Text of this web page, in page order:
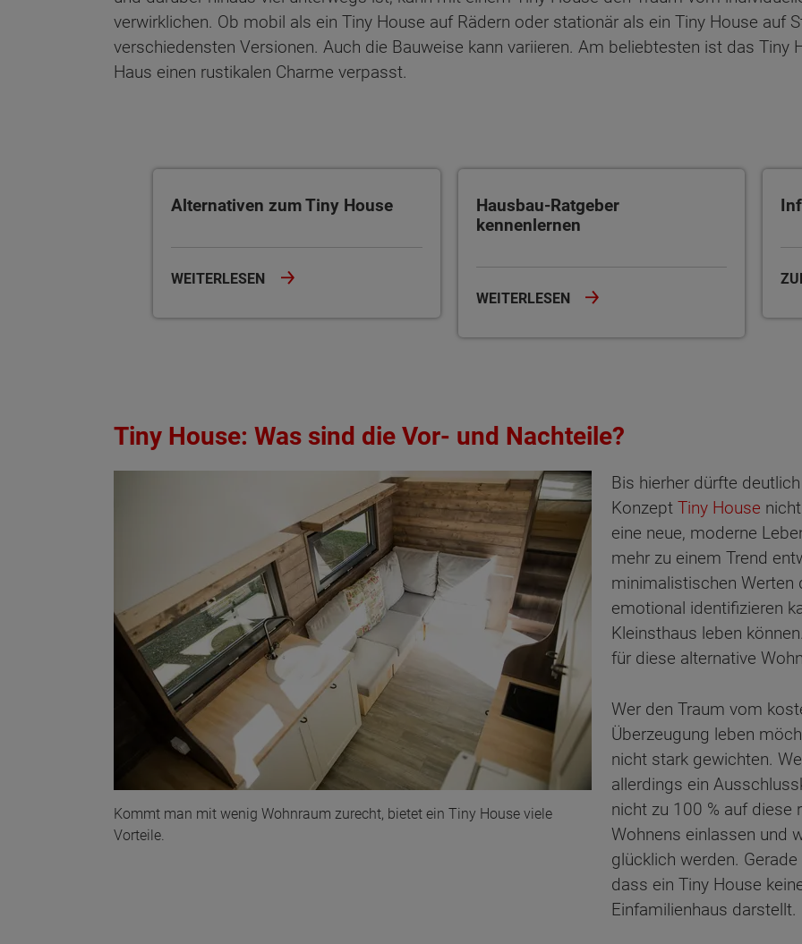
verwirklichen. Ob mobil als ein Tiny House auf Rädern oder stationär als ein Tiny House auf
verschiedensten Versionen. Auch die Bauweise kann variieren. Am beliebtesten ist das Tiny
Haus einen rustikalen Charme verpasst.
Alternativen zum Tiny House
WEITERLESEN
Hausbau-Ratgeber
kennenlernen
WEITERLESEN
Tiny House: Was sind die Vor- und Nachteile?
Kommt man mit wenig Wohnraum zurecht, bietet ein Tiny House viele
Vorteile.
Bis hierher dürfte
Konzept Tiny House
eine neue, moderne
mehr zu einem Trend
minimalistischen Werten
emotional identifizieren
Kleinsthaus leben
für diese alternative
Wer den Traum vom
Überzeugung leben
nicht stark gewichten.
allerdings ein
nicht zu 100 % auf diese
Wohnens einlassen und
glücklich werden.
dass ein Tiny House
Einfamilienhaus darstellt.